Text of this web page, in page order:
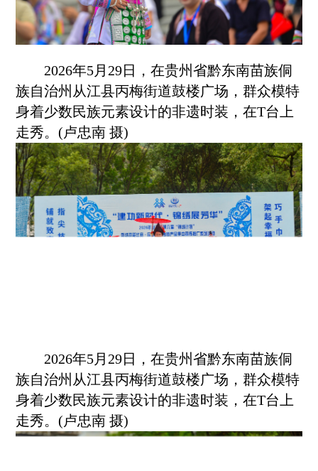
2026年5月29日，在贵州省黔东南苗族侗
族自治州从江县丙梅街道鼓楼广场，群众模特
身着少数民族元素设计的非遗时装，在T台上
走秀。(卢忠南 摄)
2026年5月29日，在贵州省黔东南苗族侗
族自治州从江县丙梅街道鼓楼广场，群众模特
身着少数民族元素设计的非遗时装，在T台上
走秀。(卢忠南 摄)